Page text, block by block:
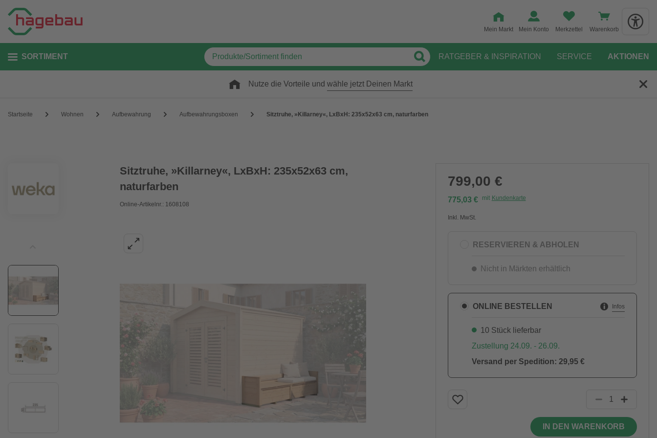
Mein Markt Mein Konto Merkzettel Warenkorb
SORTIMENT RATGEBER & INSPIRATION SERVICE AKTIONEN
Nutze die Vorteile und wähle jetzt Deinen Markt
Startseite Wohnen Aufbewahrung Aufbewahrungsboxen Sitztruhe, »Killarney«, LxBxH: 235x52x63 cm, naturfarben
Sitztruhe, »Killarney«, LxBxH: 235x52x63 cm,
naturfarben
Online-Artikelnr.: 1608108
799,00 €
775,03 € mit Kundenkarte
Inkl. MwSt.
RESERVIEREN & ABHOLEN
Nicht in Märkten erhältlich
ONLINE BESTELLEN Infos
10 Stück lieferbar
Zustellung 24.09. - 26.09.
Versand per Spedition: 29,95 €
IN DEN WARENKORB